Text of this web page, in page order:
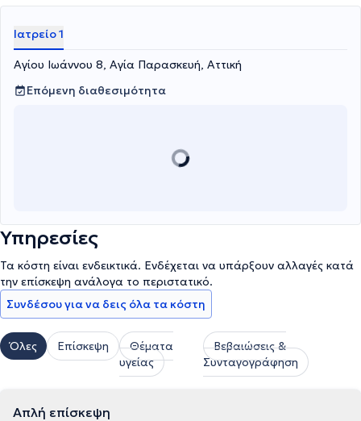
Ιατρείο 1
Αγίου Ιωάννου 8, Αγία Παρασκευή, Αττική
Επόμενη διαθεσιμότητα
Υπηρεσίες
Τα κόστη είναι ενδεικτικά. Ενδέχεται να υπάρξουν αλλαγές κατά
την επίσκεψη ανάλογα το περιστατικό.
Συνδέσου για να δεις όλα τα κόστη
Όλες Επίσκεψη
Θέματα
υγείας
Βεβαιώσεις &
Συνταγογράφηση
Απλή επίσκεψη